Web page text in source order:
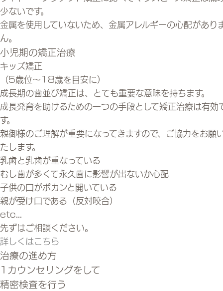
少ないです。
金属を使用していないため、 金属アレルギーの心配があり
ん。
小児期の矯正治療
キッズ矯正
（5歳位～18歳を目安に）
成長期の歯並び矯正は、とても重要な意味を持ちます。
成長発育を助けるための一つの手段として矯正治療は有効
す。
親御様のご理解が重要になってきますので、ご協力をお願
たします。
乳歯と乳歯が重なっている
むし歯が多くて永久歯に影響が出ないか心配
子供の口がポカンと開いている
親が受け口である（反対咬合）
etc...
先ずはご相談ください。
詳しくはこちら
治療の進め方
1 カウンセリングをして
精密検査を行う